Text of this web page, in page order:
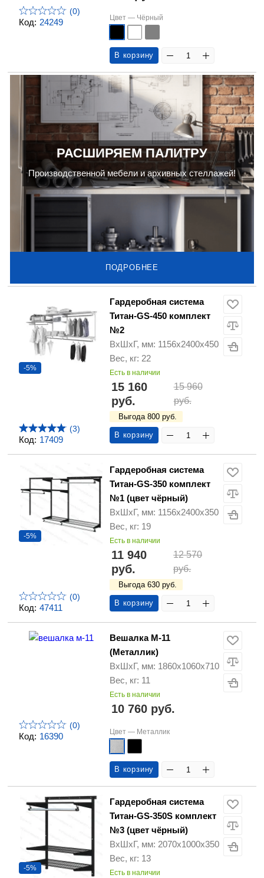
Код: 24249
(0)
Цвет — Чёрный
В корзину
РАСШИРЯЕМ ПАЛИТРУ
Производственной мебели и архивных стеллажей!
ПОДРОБНЕЕ
Код: 17409
-5%
(3)
Гардеробная система
Титан-GS-450 комплект
№2
ВхШхГ, мм: 1156х2400х450
Вес, кг: 22
Есть в наличии
15 160
руб.
15 960
руб.
Выгода 800 руб.
В корзину
Код: 47411
-5%
(0)
Гардеробная система
Титан-GS-350 комплект
№1 (цвет чёрный)
ВхШхГ, мм: 1156х2400х350
Вес, кг: 19
Есть в наличии
11 940
руб.
12 570
руб.
Выгода 630 руб.
В корзину
Код: 16390
(0)
Вешалка М-11
(Металлик)
ВхШхГ, мм: 1860х1060х710
Вес, кг: 11
Есть в наличии
10 760 руб.
Цвет — Металлик
В корзину
-5%
Гардеробная система
Титан-GS-350S комплект
№3 (цвет чёрный)
ВхШхГ, мм: 2070х1000х350
Вес, кг: 13
Есть в наличии